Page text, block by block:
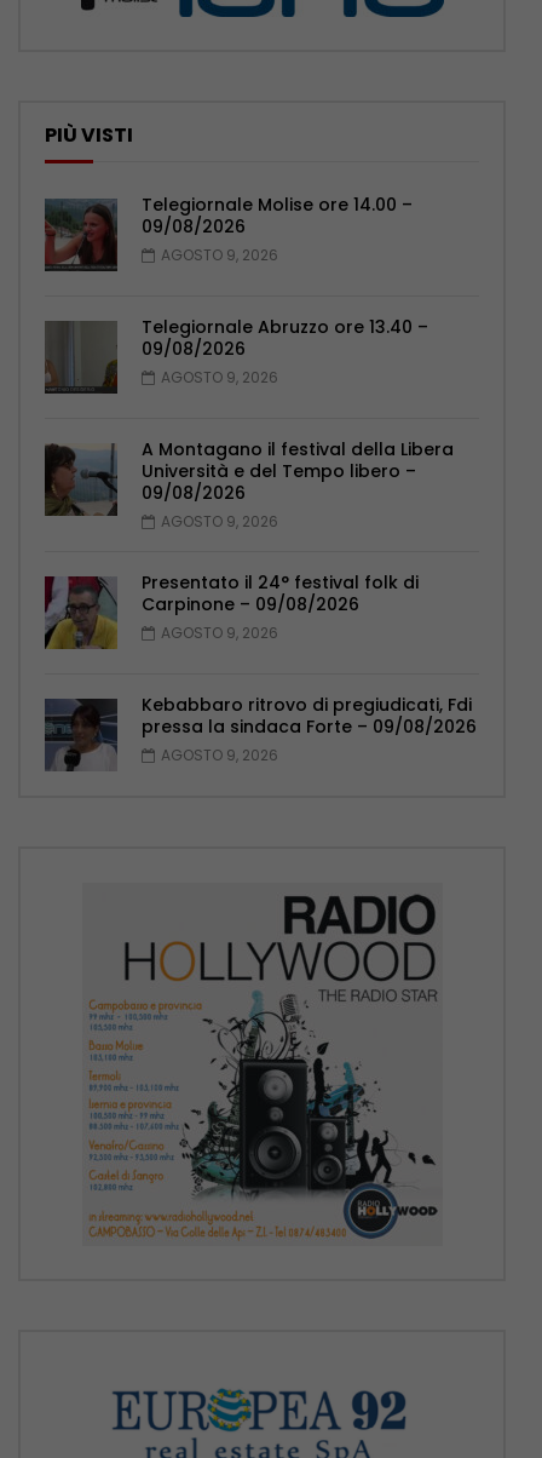
PIÙ VISTI
Telegiornale Molise ore 14.00 –
09/08/2026
AGOSTO 9, 2026
Telegiornale Abruzzo ore 13.40 –
09/08/2026
AGOSTO 9, 2026
A Montagano il festival della Libera
Università e del Tempo libero –
09/08/2026
AGOSTO 9, 2026
Presentato il 24° festival folk di
Carpinone – 09/08/2026
AGOSTO 9, 2026
Kebabbaro ritrovo di pregiudicati, Fdi
pressa la sindaca Forte – 09/08/2026
AGOSTO 9, 2026